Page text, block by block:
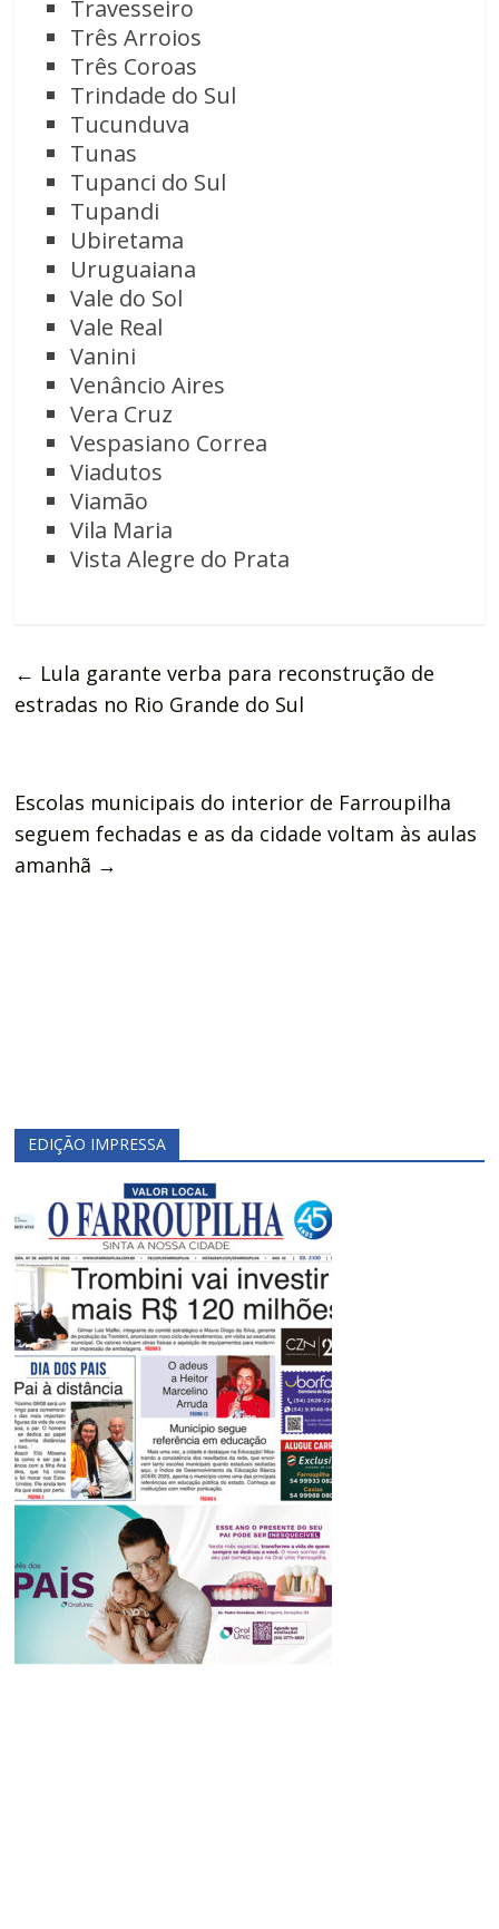
Travesseiro
Três Arroios
Três Coroas
Trindade do Sul
Tucunduva
Tunas
Tupanci do Sul
Tupandi
Ubiretama
Uruguaiana
Vale do Sol
Vale Real
Vanini
Venâncio Aires
Vera Cruz
Vespasiano Correa
Viadutos
Viamão
Vila Maria
Vista Alegre do Prata
← Lula garante verba para reconstrução de
estradas no Rio Grande do Sul
Escolas municipais do interior de Farroupilha
seguem fechadas e as da cidade voltam às aulas
amanhã →
EDIÇÃO IMPRESSA